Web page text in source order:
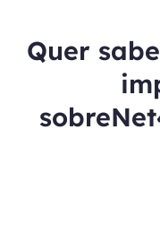
Quer